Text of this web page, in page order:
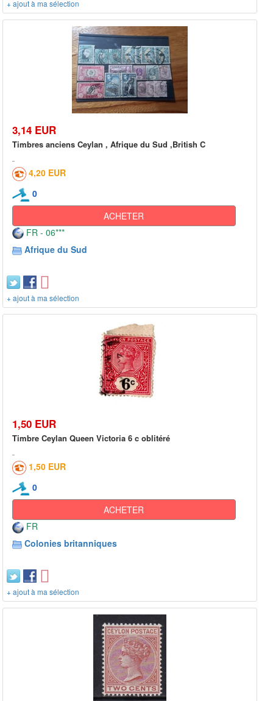
+ ajout à ma sélection
3,14 EUR
Timbres anciens Ceylan , Afrique du Sud ,British C
4,20 EUR
0
ACHETER
FR - 06***
Afrique du Sud
+ ajout à ma sélection
1,50 EUR
Timbre Ceylan Queen Victoria 6 c oblitéré
1,50 EUR
0
ACHETER
FR
Colonies britanniques
+ ajout à ma sélection